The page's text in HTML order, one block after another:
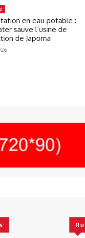
en eau potable :
sauve l’usine de
de Japoma